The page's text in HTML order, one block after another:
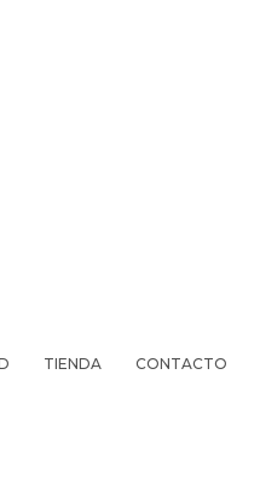
TIENDA CONTACTO